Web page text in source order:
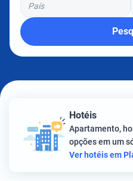
País
Hotéis
Apartamento,
opções em um
Ver hotéis em